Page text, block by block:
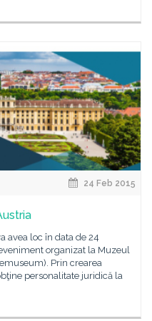
24 Feb 2015
avea loc în data de 24
organizat la Muzeul
Prin crearea
personalitate juridică la